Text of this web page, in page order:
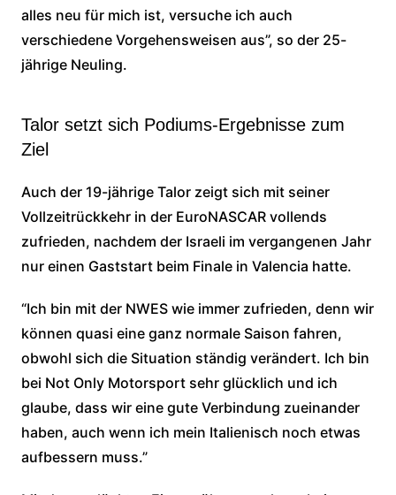
alles neu für mich ist, versuche ich auch
verschiedene Vorgehensweisen aus”, so der 25-
jährige Neuling.
Talor setzt sich Podiums-Ergebnisse zum
Ziel
Auch der 19-jährige Talor zeigt sich mit seiner
Vollzeitrückkehr in der EuroNASCAR vollends
zufrieden, nachdem der Israeli im vergangenen Jahr
nur einen Gaststart beim Finale in Valencia hatte.
“Ich bin mit der NWES wie immer zufrieden, denn wir
können quasi eine ganz normale Saison fahren,
obwohl sich die Situation ständig verändert. Ich bin
bei Not Only Motorsport sehr glücklich und ich
glaube, dass wir eine gute Verbindung zueinander
haben, auch wenn ich mein Italienisch noch etwas
aufbessern muss.”